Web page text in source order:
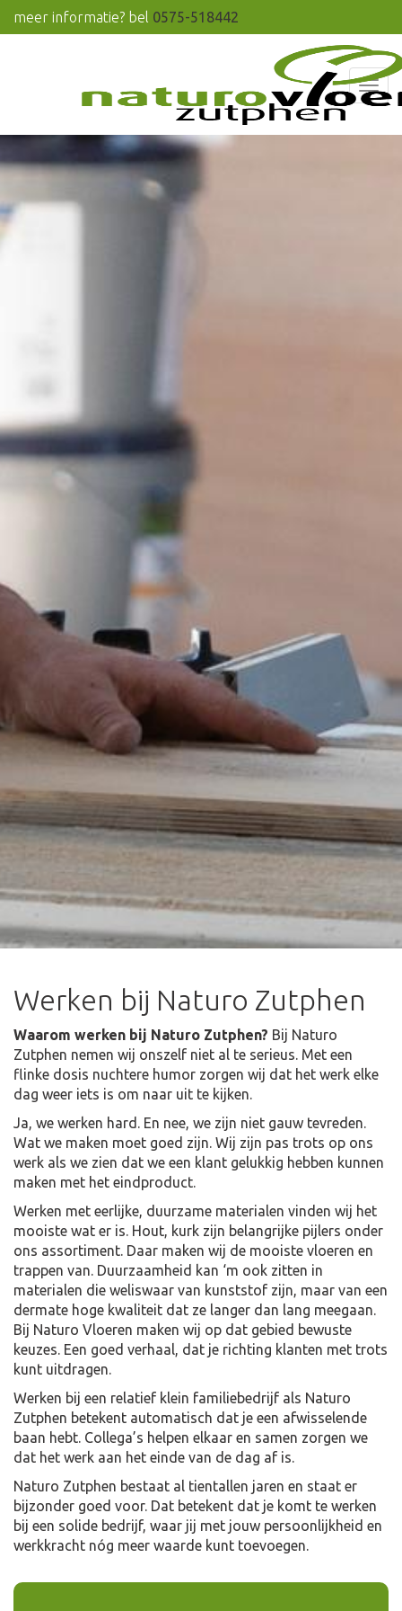
meer informatie? bel 0575-518442
Werken bij Naturo Zutphen
Waarom werken bij Naturo Zutphen? Bij Naturo
Zutphen nemen wij onszelf niet al te serieus. Met een
flinke dosis nuchtere humor zorgen wij dat het werk elke
dag weer iets is om naar uit te kijken.
Ja, we werken hard. En nee, we zijn niet gauw tevreden.
Wat we maken moet goed zijn. Wij zijn pas trots op ons
werk als we zien dat we een klant gelukkig hebben kunnen
maken met het eindproduct.
Werken met eerlijke, duurzame materialen vinden wij het
mooiste wat er is. Hout, kurk zijn belangrijke pijlers onder
ons assortiment. Daar maken wij de mooiste vloeren en
trappen van. Duurzaamheid kan ‘m ook zitten in
materialen die weliswaar van kunststof zijn, maar van een
dermate hoge kwaliteit dat ze langer dan lang meegaan.
Bij Naturo Vloeren maken wij op dat gebied bewuste
keuzes. Een goed verhaal, dat je richting klanten met trots
kunt uitdragen.
Werken bij een relatief klein familiebedrijf als Naturo
Zutphen betekent automatisch dat je een afwisselende
baan hebt. Collega’s helpen elkaar en samen zorgen we
dat het werk aan het einde van de dag af is.
Naturo Zutphen bestaat al tientallen jaren en staat er
bijzonder goed voor. Dat betekent dat je komt te werken
bij een solide bedrijf, waar jij met jouw persoonlijkheid en
werkkracht nóg meer waarde kunt toevoegen.